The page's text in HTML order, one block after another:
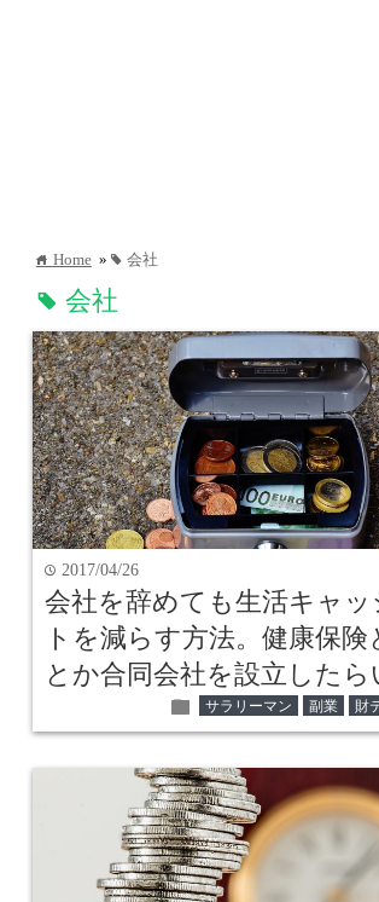
home Home » tag 会社
tag 会社
time 2017/04/26
会社を辞めても生活キャッ
トを減らす方法。健康保険
とか合同会社を設立したら
folder サラリーマン 副業 財